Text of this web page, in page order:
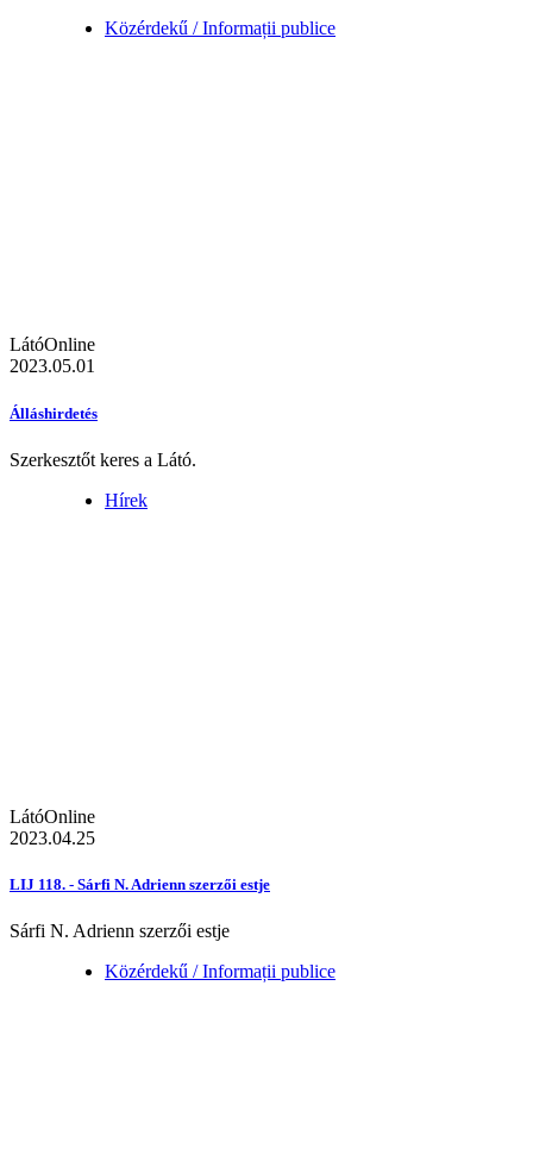
Közérdekű / Informații publice
LátóOnline
2023.05.01
Álláshirdetés
Szerkesztőt keres a Látó.
Hírek
LátóOnline
2023.04.25
LIJ 118. - Sárfi N. Adrienn szerzői estje
Sárfi N. Adrienn szerzői estje
Közérdekű / Informații publice